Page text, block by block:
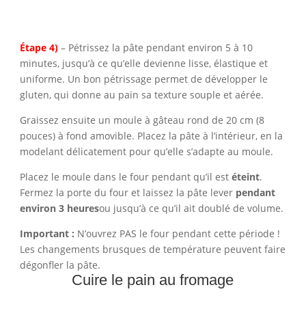
Étape 4)– Pétrissez la pâte pendant environ 5 à 10
minutes, jusqu’à ce qu’elle devienne lisse, élastique et
uniforme. Un bon pétrissage permet de développer le
gluten, qui donne au pain sa texture souple et aérée.
Graissez ensuite un moule à gâteau rond de 20 cm (8
pouces) à fond amovible. Placez la pâte à l’intérieur, en la
modelant délicatement pour qu’elle s’adapte au moule.
Placez le moule dans le four pendant qu’il est éteint.
Fermez la porte du four et laissez la pâte lever pendant
environ 3 heuresou jusqu’à ce qu’il ait doublé de volume.
Important : N’ouvrez PAS le four pendant cette période !
Les changements brusques de température peuvent faire
dégonfler la pâte.
Cuire le pain au fromage